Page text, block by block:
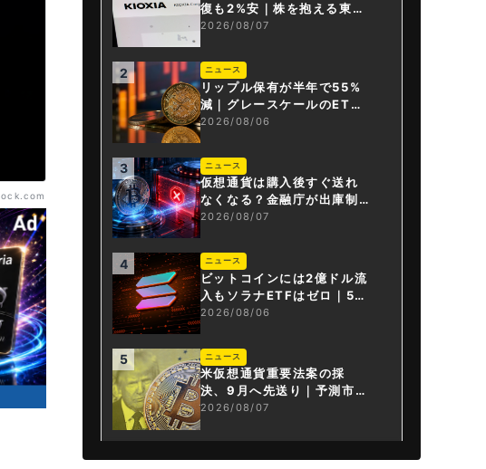
復も2%安｜株を抱える東芝
は純利益30倍
2026/08/07
2 ニュース
リップル保有が半年で55%
減｜グレースケールのET
F、純資産1.6億ドル減
2026/08/06
3 ニュース
仮想通貨は購入後すぐ送れ
なくなる？金融庁が出庫制
限を要請
2026/08/07
4 ニュース
ビットコインには2億ドル流
入もソラナETFはゼロ｜5営
業日連続で停止
2026/08/06
5 ニュース
米仮想通貨重要法案の採
決、9月へ先送り｜予測市場
の成立確率は14%に
2026/08/07